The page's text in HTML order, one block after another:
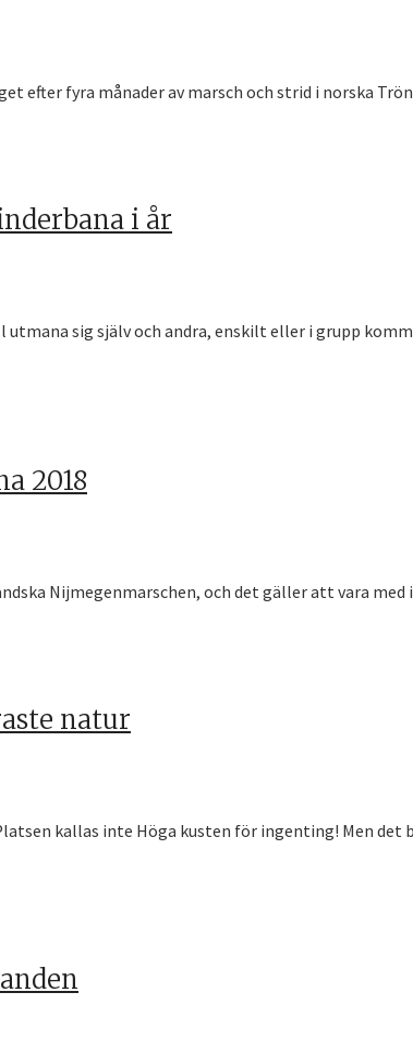
efter fyra månader av marsch och strid i norska
i år
sig själv och andra, enskilt eller i grupp
2018
Nijmegenmarschen, och det gäller att vara med i
natur
kallas inte Höga kusten för ingenting! Men det